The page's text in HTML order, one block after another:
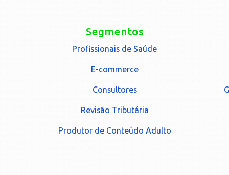
Segmentos
Profissionais de Saúde
E-commerce
Consultores
Revisão Tributária
Produtor de Conteúdo Adulto